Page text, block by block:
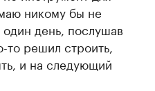
никому бы не
день, послушав
то решил строить,
и на следующий